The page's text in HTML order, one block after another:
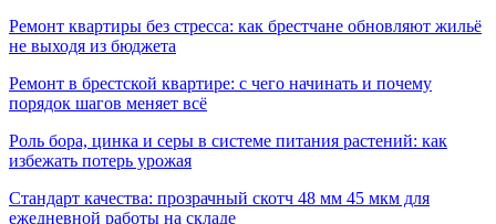
Ремонт квартиры без стресса: как брестчане обновляют жильё
не выходя из бюджета
Ремонт в брестской квартире: с чего начинать и почему
порядок шагов меняет всё
Роль бора, цинка и серы в системе питания растений: как
избежать потерь урожая
Стандарт качества: прозрачный скотч 48 мм 45 мкм для
ежедневной работы на складе